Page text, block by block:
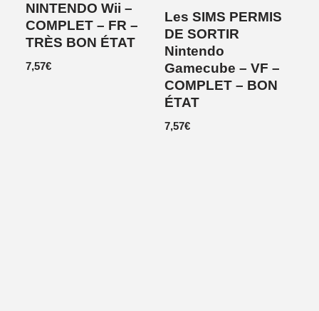
NINTENDO Wii –
COMPLET – FR –
TRÈS BON ÉTAT
7,57€
Les SIMS PERMIS
DE SORTIR
Nintendo
Gamecube – VF –
COMPLET – BON
ÉTAT
7,57€